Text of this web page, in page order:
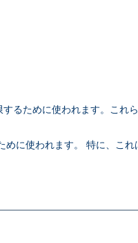
るために使われます。これ
に使われます。 特に、これ